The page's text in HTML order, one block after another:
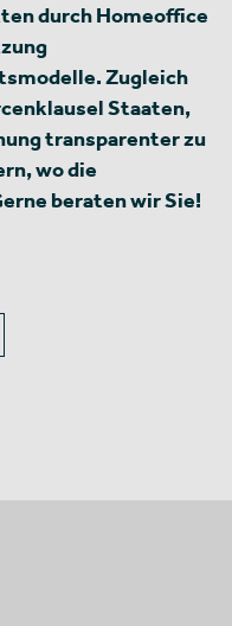
durch Homeoffice
Zugleich
Staaten,
transparenter zu
wo die
beraten wir Sie!